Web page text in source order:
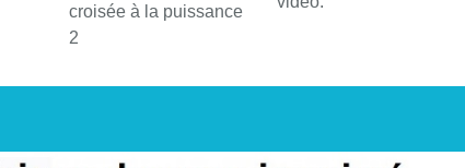
croisée à la puissance
2